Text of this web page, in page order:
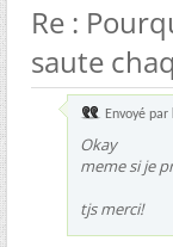
Re :
saute
Envoyé par
Okay
meme si je
tjs merci!